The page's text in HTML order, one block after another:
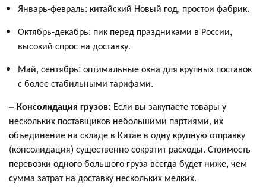
Январь-февраль: китайский Новый год, простои фабрик.
Октябрь-декабрь: пик перед праздниками в России,
высокий спрос на доставку.
Май, сентябрь: оптимальные окна для крупных поставок
с более стабильными тарифами.
– Консолидация грузов: Если вы закупаете товары у
нескольких поставщиков небольшими партиями, их
объединение на складе в Китае в одну крупную отправку
(консолидация) существенно сократит расходы. Стоимость
перевозки одного большого груза всегда будет ниже, чем
сумма затрат на доставку нескольких мелких.